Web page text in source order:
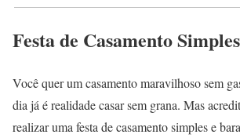
Festa de Casamento Simples
Você quer um casamento maravilhoso sem
dia já é realidade casar sem grana. Mas
realizar uma festa de casamento simples e